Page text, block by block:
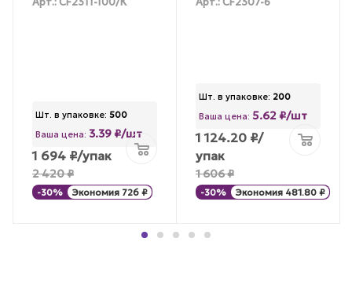
Шт. в упаковке: 500
Ваша цена: 3.39 ₽/шт
1 694 ₽/упак
2 420₽
-30% Экономия 726 ₽
Шт. в упаковке: 200
Ваша цена: 5.62 ₽/шт
1 124.20 ₽/
упак
1 606₽
-30% Экономия 481.80 ₽